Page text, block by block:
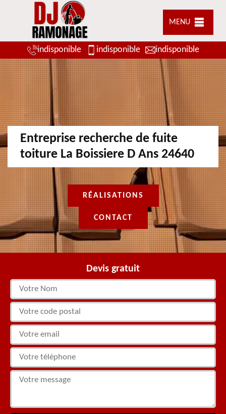
MENU
indisponible indisponible indisponible
Entreprise recherche de fuite
toiture La Boissiere D Ans 24640
RÉALISATIONS
CONTACT
Devis gratuit